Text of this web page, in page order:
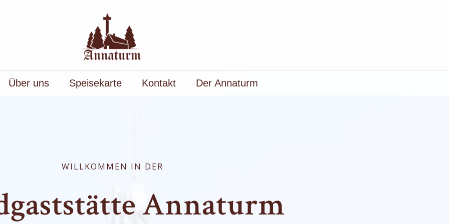
Über uns Speisekarte Kontakt Der Annaturm
WILLKOMMEN IN DER
Annaturm